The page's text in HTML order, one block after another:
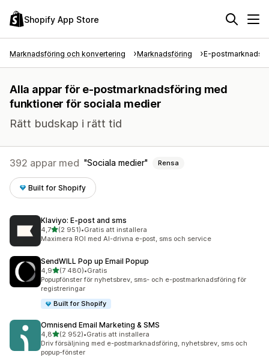
Shopify App Store
Marknadsföring och konvertering Marknadsföring E-
Alla appar för e-postmarknadsföring med
funktioner för sociala medier
Rätt budskap i rätt tid
392 appar med Sociala medier Rensa
Built for Shopify
Klaviyo: E‑post and sms
4,7av 5 stjärnor
(2 951)
2951 recensioner totalt
•Gratis att installera
Maximera ROI med AI-drivna e-post, sms och service
SendWILL Pop up Email Popup
4,9av 5 stjärnor
(7 480)
7480 recensioner totalt
•Gratis
Popupfönster för nyhetsbrev, sms- och e-postmarknadsföring för
registreringar
Built for Shopify
Omnisend Email Marketing & SMS
4,8av 5 stjärnor
(2 952)
2952 recensioner totalt
•Gratis att installera
Driv försäljning med e-postmarknadsföring, nyhetsbrev, sms och
popup-fönster